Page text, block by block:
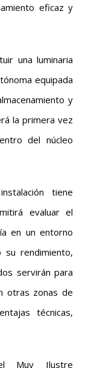
eficaz y
una luminaria
equipada
y
la primera vez
del núcleo
tiene
evaluar el
en un entorno
su rendimiento,
servirán para
otras zonas de
técnicas,
Muy Ilustre